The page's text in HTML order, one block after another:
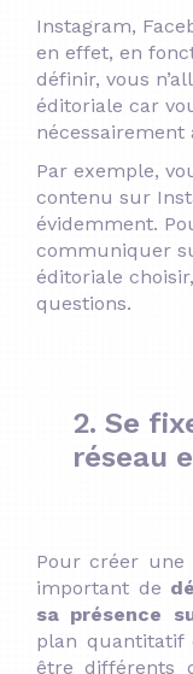
Instagram,
en effet, en
définir, vous
éditoriale car
Par exemple,
contenu sur
évidemment.
communiquer
éditoriale choisir
questions.
2. Se
réseau
Pour créer une
important de
sa présence
plan quantitatif
être différents